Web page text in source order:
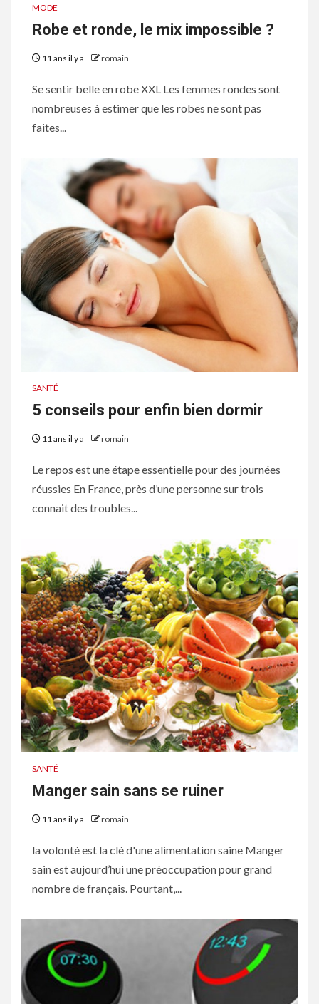
MODE
Robe et ronde, le mix impossible ?
11 ans il y a romain
Se sentir belle en robe XXL Les femmes rondes sont
nombreuses à estimer que les robes ne sont pas
faites...
SANTÉ
5 conseils pour enfin bien dormir
11 ans il y a romain
Le repos est une étape essentielle pour des journées
réussies En France, près d’une personne sur trois
connait des troubles...
SANTÉ
Manger sain sans se ruiner
11 ans il y a romain
la volonté est la clé d'une alimentation saine Manger
sain est aujourd’hui une préoccupation pour grand
nombre de français. Pourtant,...